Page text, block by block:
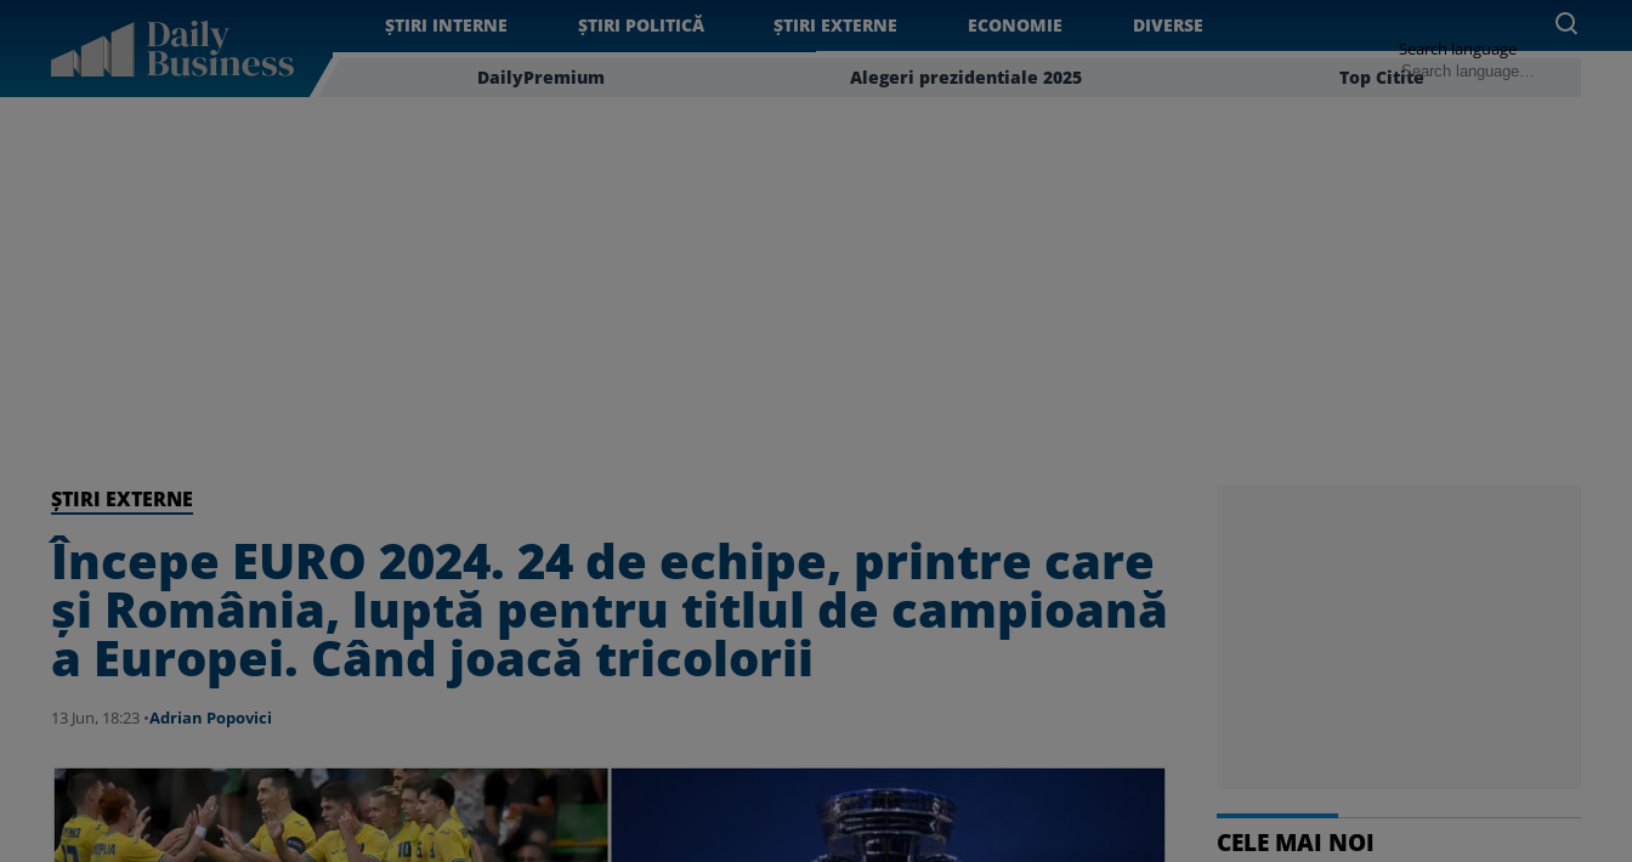
ȘTIRI INTERNE ȘTIRI POLITICĂ ȘTIRI EXTERNE ECONOMIE DIVERSE
DailyPremium Alegeri prezidentiale 2025 Top Citite
Search language
ȘTIRI EXTERNE
Începe EURO 2024. 24 de echipe, printre care
și România, luptă pentru titlul de campioană
a Europei. Când joacă tricolorii
13 Jun, 18:23 •Adrian Popovici
CELE MAI NOI